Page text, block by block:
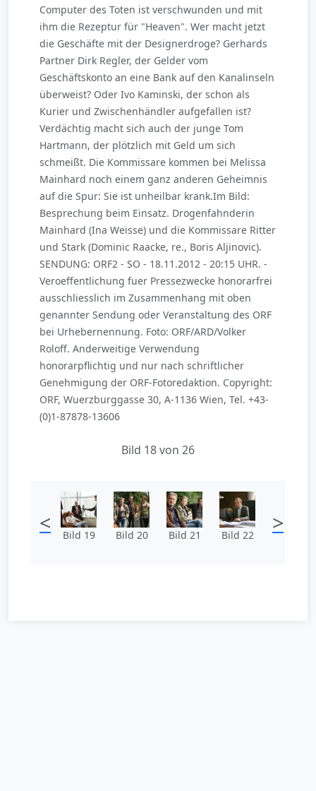
Computer des Toten ist verschwunden und mit
ihm die Rezeptur für "Heaven". Wer macht jetzt
die Geschäfte mit der Designerdroge? Gerhards
Partner Dirk Regler, der Gelder vom
Geschäftskonto an eine Bank auf den Kanalinseln
überweist? Oder Ivo Kaminski, der schon als
Kurier und Zwischenhändler aufgefallen ist?
Verdächtig macht sich auch der junge Tom
Hartmann, der plötzlich mit Geld um sich
schmeißt. Die Kommissare kommen bei Melissa
Mainhard noch einem ganz anderen Geheimnis
auf die Spur: Sie ist unheilbar krank.Im Bild:
Besprechung beim Einsatz. Drogenfahnderin
Mainhard (Ina Weisse) und die Kommissare Ritter
und Stark (Dominic Raacke, re., Boris Aljinovic).
SENDUNG: ORF2 - SO - 18.11.2012 - 20:15 UHR. -
Veroeffentlichung fuer Pressezwecke honorarfrei
ausschliesslich im Zusammenhang mit oben
genannter Sendung oder Veranstaltung des ORF
bei Urhebernennung. Foto: ORF/ARD/Volker
Roloff. Anderweitige Verwendung
honorarpflichtig und nur nach schriftlicher
Genehmigung der ORF-Fotoredaktion. Copyright:
ORF, Wuerzburggasse 30, A-1136 Wien, Tel. +43-
(0)1-87878-13606
Bild 18 von 26
< Bild 19 Bild 20 Bild 21 Bild 22 >